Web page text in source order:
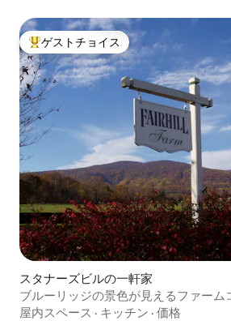
大好評のゲストチョイスです。
ゲストチョイス
スタナーズビルの一軒家
ブルーリッジの景色が見えるファーム
15分
屋内スペース · キッチン · 価格